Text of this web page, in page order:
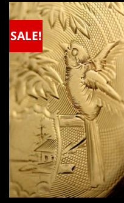
¥200,000
で
し
た。
は
¥200,000
で
す。
SALE!